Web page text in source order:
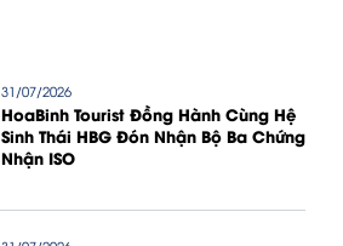
31/07/2026
HoaBinh Tourist Đồng Hành Cùng Hệ
Sinh Thái HBG Đón Nhận Bộ Ba Chứng
Nhận ISO